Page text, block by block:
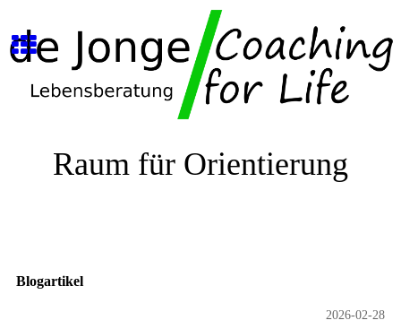
Raum für Orientierung
Blogartikel
2026-02-28